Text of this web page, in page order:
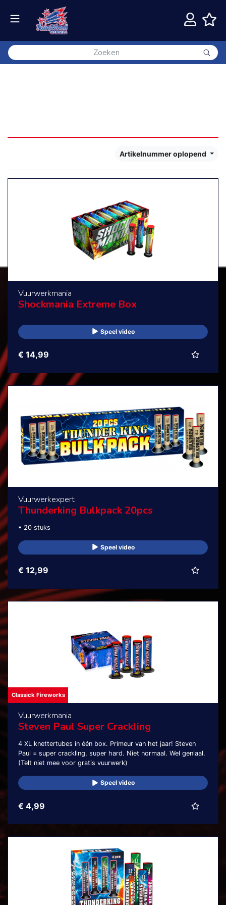
Artikelnummer oplopend
Vuurwerkmania
Shockmania Extreme Box
Speel video
€ 14,99
Vuurwerkexpert
Thunderking Bulkpack 20pcs
• 20 stuks
Speel video
€ 12,99
Classick Fireworks
Vuurwerkmania
Steven Paul Super Crackling
4 XL knettertubes in één box. Primeur van het jaar! Steven
Paul = super crackling, super hard. Niet normaal. Wel geniaal.
(Telt niet mee voor gratis vuurwerk)
Speel video
€ 4,99